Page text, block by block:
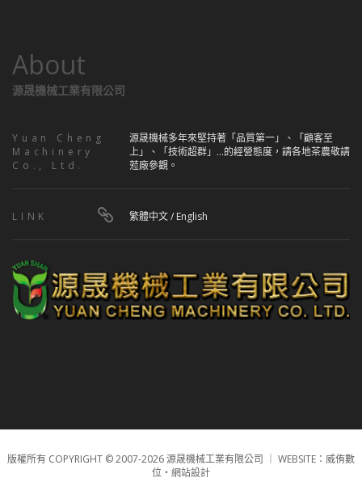
About
源晟機械工業有限公司
Yuan Cheng
Machinery
Co., Ltd.
源晟機械多年來堅持著「品質第一」、「顧客至
上」、「技術超群」...的經營態度，請各地茶農敬請
蒞廠參觀。
LINK 繁體中文/ English
版權所有 COPYRIGHT © 2007-2026 源晟機械工業有限公司 ｜ WEBSITE：威侑數
位‧網站設計